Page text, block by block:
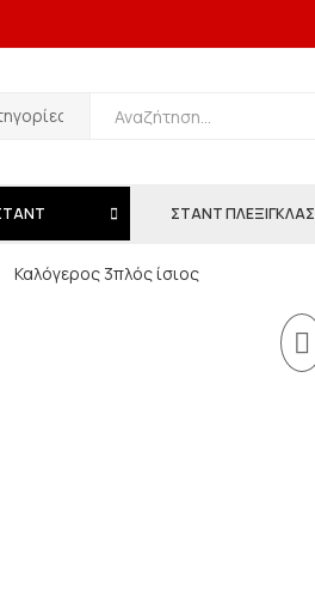
ΣΤΑΝΤ ΠΛΕΞΙΓΚΛΑΣ
Καλόγερος 3πλός ίσιος